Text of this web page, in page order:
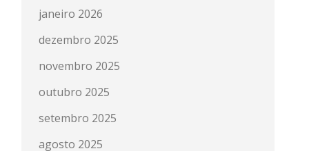
janeiro 2026
dezembro 2025
novembro 2025
outubro 2025
setembro 2025
agosto 2025